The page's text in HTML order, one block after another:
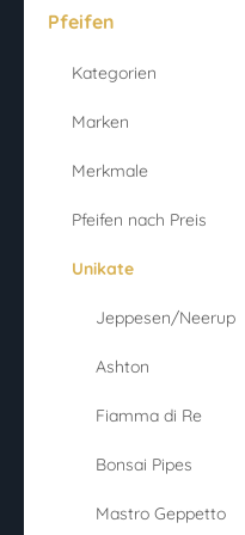
Pfeifen
Kategorien
Marken
Merkmale
Pfeifen nach Preis
Unikate
Jeppesen/Neerup
Ashton
Fiamma di Re
Bonsai Pipes
Mastro Geppetto